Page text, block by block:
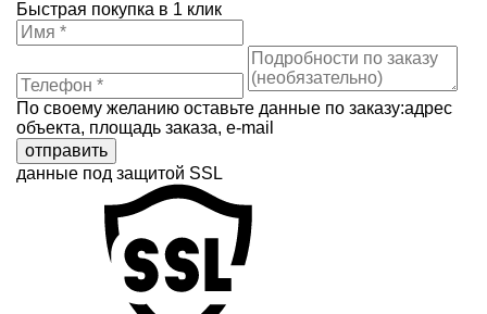
Быстрая покупка в 1 клик
По своему желанию оставьте данные по заказу:адрес
объекта, площадь заказа, e-mail
отправить
данные под защитой SSL